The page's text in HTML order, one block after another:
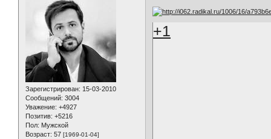
Зарегистрирован: 15-03-2010
Сообщений: 3004
Уважение: +4927
Позитив: +5216
Пол: Мужской
Возраст: 57 [1969-01-04]
+1